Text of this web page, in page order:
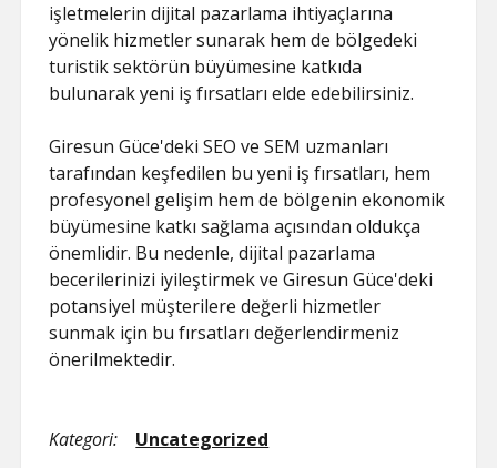
işletmelerin dijital pazarlama ihtiyaçlarına
yönelik hizmetler sunarak hem de bölgedeki
turistik sektörün büyümesine katkıda
bulunarak yeni iş fırsatları elde edebilirsiniz.
Giresun Güce'deki SEO ve SEM uzmanları
tarafından keşfedilen bu yeni iş fırsatları, hem
profesyonel gelişim hem de bölgenin ekonomik
büyümesine katkı sağlama açısından oldukça
önemlidir. Bu nedenle, dijital pazarlama
becerilerinizi iyileştirmek ve Giresun Güce'deki
potansiyel müşterilere değerli hizmetler
sunmak için bu fırsatları değerlendirmeniz
önerilmektedir.
Kategori: Uncategorized